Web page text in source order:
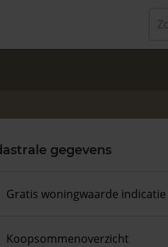
gegevens
Gratis woningwaarde indicatie
Koopsommenoverzicht